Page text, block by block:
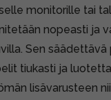
monitorille tai
nopeasti ja
Sen
tiukasti ja
lisävarusteen